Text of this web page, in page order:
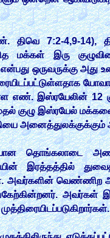
7:2-4,9-14),
மக்கள் இரு
ஒருவருக்கு
எண். இஸ்ரயேலின் 12
குழு இஸ்ரயேல்
அனைத்துலக்குக்கும்
தொங்கலாடை
இரத்தத்தில்
அவர்களின் வெண்ணிற
அவர்கள்